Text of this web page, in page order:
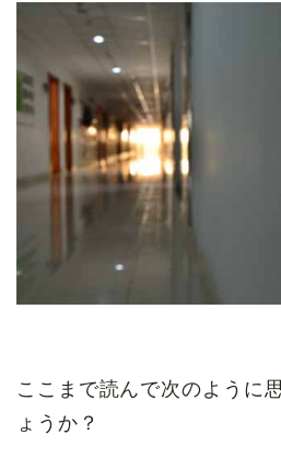
ここまで読んで次のように
ょうか？